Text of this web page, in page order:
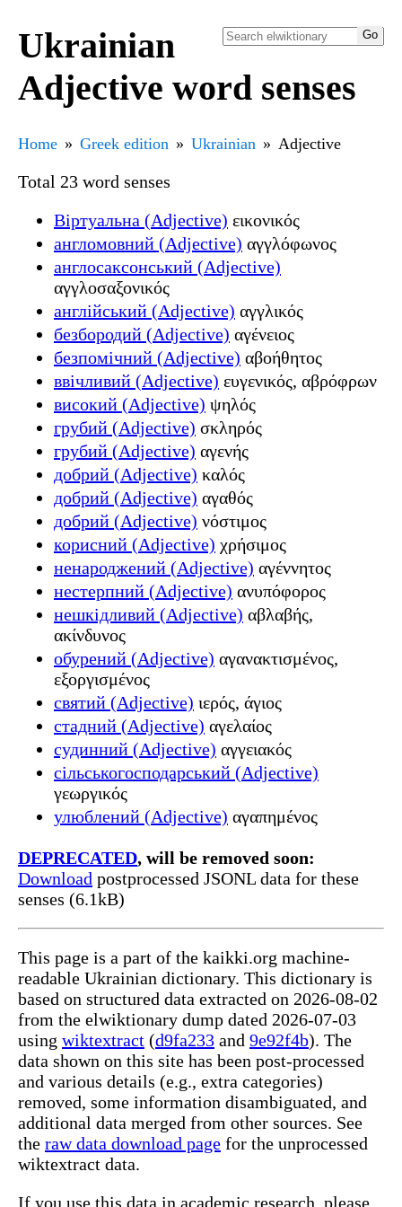
Ukrainian
Adjective word senses
Home Greek edition Ukrainian Adjective
Total 23 word senses
Віртуальна (Adjective) εικονικός
англомовний (Adjective) αγγλόφωνος
англосаксонський (Adjective)
αγγλοσαξονικός
англійський (Adjective) αγγλικός
безбородий (Adjective) αγένειος
безпомічний (Adjective) αβοήθητος
ввічливий (Adjective) ευγενικός, αβρόφρων
високий (Adjective) ψηλός
грубий (Adjective) σκληρός
грубий (Adjective) αγενής
добрий (Adjective) καλός
добрий (Adjective) αγαθός
добрий (Adjective) νόστιμος
корисний (Adjective) χρήσιμος
ненароджений (Adjective) αγέννητος
нестерпний (Adjective) ανυπόφορος
нешкідливий (Adjective) αβλαβής,
ακίνδυνος
обурений (Adjective) αγανακτισμένος,
εξοργισμένος
святий (Adjective) ιερός, άγιος
стадний (Adjective) αγελαίος
судинний (Adjective) αγγειακός
сільськогосподарський (Adjective)
γεωργικός
улюблений (Adjective) αγαπημένος
DEPRECATED, will be removed soon:
Download postprocessed JSONL data for these
senses (6.1kB)
This page is a part of the kaikki.org machine-
readable Ukrainian dictionary. This dictionary is
based on structured data extracted on 2026-08-02
from the elwiktionary dump dated 2026-07-03
using wiktextract (d9fa233 and 9e92f4b). The
data shown on this site has been post-processed
and various details (e.g., extra categories)
removed, some information disambiguated, and
additional data merged from other sources. See
the raw data download page for the unprocessed
wiktextract data.
If you use this data in academic research, please